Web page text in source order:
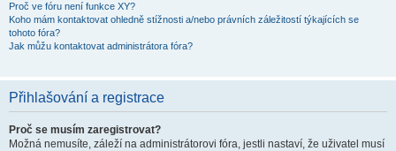
Proč ve fóru není funkce XY?
Koho mám kontaktovat ohledně stížnosti a/nebo právních záležitostí týkajících se
tohoto fóra?
Jak můžu kontaktovat administrátora fóra?
Přihlašování a registrace
Proč se musím zaregistrovat?
Možná nemusíte, záleží na administrátorovi fóra, jestli nastaví, že uživatel musí